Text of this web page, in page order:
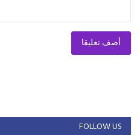
أضف تعليقا
FOLLOW US